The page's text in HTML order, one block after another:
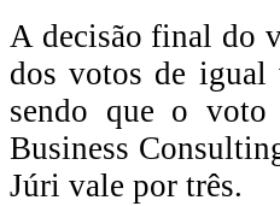
A decisão final do
dos votos de igual
sendo que o voto
Business
Júri vale por três.